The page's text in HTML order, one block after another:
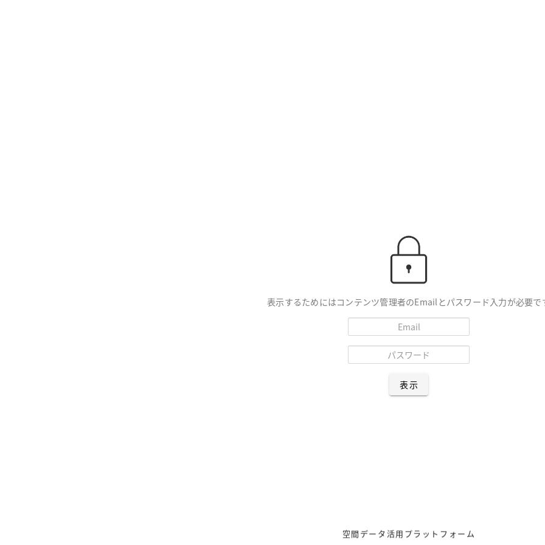
表示するためにはコンテンツ管理者のEmailとパスワード入力が必要で
表示
空間データ活用プラットフォーム